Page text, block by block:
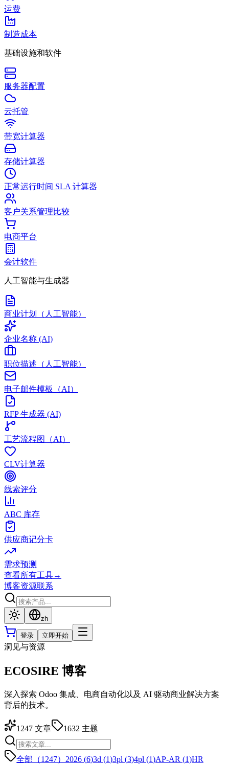
运费
制造成本
基础设施和软件
服务器配置
云托管
带宽计算器
存储计算器
正常运行时间 SLA 计算器
客户关系管理比较
电商平台
会计软件
人工智能与生成器
商业计划（人工智能）
企业名称 (AI)
职位描述（人工智能）
电子邮件模板（AI）
RFP 生成器 (AI)
工艺流程图（AI）
CLV计算器
线索评分
ABC 库存
供应商记分卡
需求预测
查看所有工具→
博客资源联系
zh
登录 立即开始
洞见与资源
ECOSIRE 博客
深入探索 Odoo 集成、电商自动化以及 AI 驱动商业解决方案
背后的技术。
1247 文章 1632 主题
全部（1247） 2026 (6)3d (1)3pl (3)4pl (1)AP-AR (1)HR